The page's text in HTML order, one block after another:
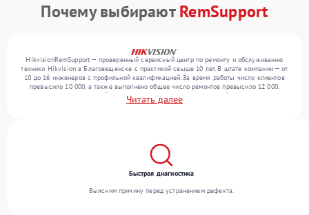
Почему выбираютRemSupport
HikvisionRemSupport — проверенный сервисный центр по ремонту и обслуживанию
техники Hikvision в Благовещенске с практикой свыше 10 лет. В штате компании — от
10 до 16 инженеров с профильной квалификацией. За время работы число клиентов
превысило 10 000, а также выполнено общее число ремонтов превысило 12 000.
Ежемесячно в сервисный центр поступает более 300 обращений, включая , , . Мы
работаем с широким спектром неисправностей и обеспечиваем надежный результат
Читать далее
Быстрая диагностика
Выясним причину перед устранением дефекта.